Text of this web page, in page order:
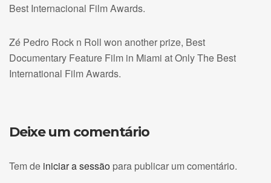
Best Internacional Film Awards.
Zé Pedro Rock n Roll won another prize, Best
Documentary Feature Film in Miami at Only The Best
International Film Awards.
Deixe um comentário
Tem de iniciar a sessão para publicar um comentário.